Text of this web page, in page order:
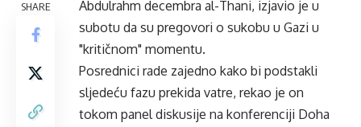
SHARE
Abdulrahm decembra al-Thani, izjavio je u
subotu da su pregovori o sukobu u Gazi u
"kritičnom" momentu.
Posrednici rade zajedno kako bi podstakli
sljedeću fazu prekida vatre, rekao je on
tokom panel diskusije na konferenciji Doha